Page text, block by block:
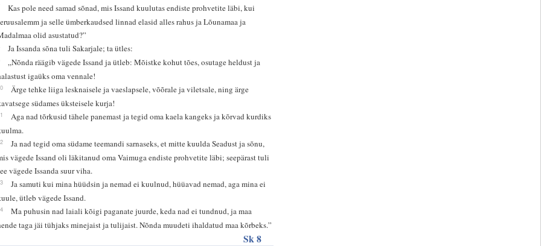
Kas pole need samad sõnad, mis Issand kuulutas endiste prohvetite läbi, kui
ja selle ümberkaudsed linnad elasid alles rahus ja Lõunamaa ja
olid asustatud?”
Ja Issanda sõna tuli Sakarjale; ta ütles:
„Nõnda räägib vägede Issand ja ütleb: Mõistke kohut tões, osutage heldust ja
igaüks oma vennale!
Ärge tehke liiga lesknaisele ja vaeslapsele, võõrale ja viletsale, ning ärge
südames üksteisele kurja!
Aga nad tõrkusid tähele panemast ja tegid oma kaela kangeks ja kõrvad kurdiks
Ja nad tegid oma südame teemandi sarnaseks, et mitte kuulda Seadust ja sõnu,
vägede Issand oli läkitanud oma Vaimuga endiste prohvetite läbi; seepärast tuli
vägede Issanda suur viha.
Ja samuti kui mina hüüdsin ja nemad ei kuulnud, hüüavad nemad, aga mina ei
ütleb vägede Issand.
Ma puhusin nad laiali kõigi paganate juurde, keda nad ei tundnud, ja maa
taga jäi tühjaks minejaist ja tulijaist. Nõnda muudeti ihaldatud maa kõrbeks.”
Sk 8